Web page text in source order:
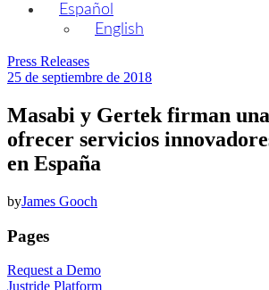
Español
English
Press Releases
25 de septiembre de 2018
Masabi y Gertek firman
ofrecer servicios
en España
byJames Gooch
Pages
Request a Demo
Justride Platform